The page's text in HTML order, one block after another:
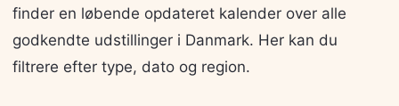
finder en løbende opdateret kalender over alle
godkendte udstillinger i Danmark. Her kan du
filtrere efter type, dato og region.